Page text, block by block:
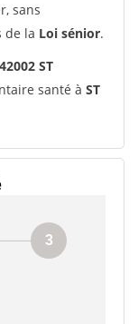
sans
de la Loi sénior.
ST
santé à ST